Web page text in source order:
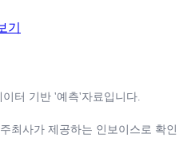
기
터 기반 '예측'자료입니다.
최사가 제공하는 인보이스로 확인